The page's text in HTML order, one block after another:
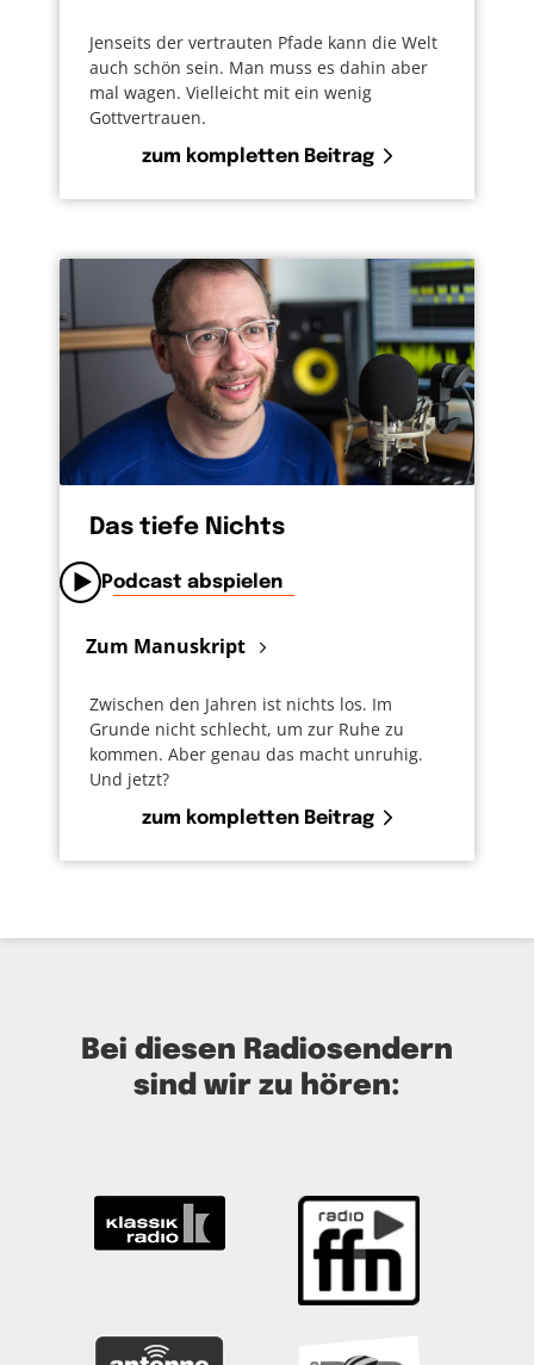
Jenseits der vertrauten Pfade kann die Welt
auch schön sein. Man muss es dahin aber
mal wagen. Vielleicht mit ein wenig
Gottvertrauen.
zum kompletten Beitrag
Das tiefe Nichts
Podcast abspielen
Zum Manuskript
Zwischen den Jahren ist nichts los. Im
Grunde nicht schlecht, um zur Ruhe zu
kommen. Aber genau das macht unruhig.
Und jetzt?
zum kompletten Beitrag
Bei diesen Radiosendern
sind wir zu hören: